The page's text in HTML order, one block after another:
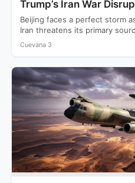
Trump’s Iran War
Beijing faces a perfect storm
Iran threatens its primary
Cuevana 3